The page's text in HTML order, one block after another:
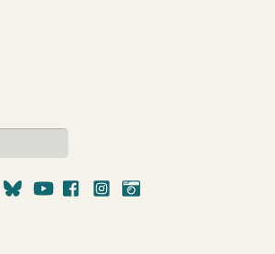
MastodonBlueskyYoutubeFacebookInstagram